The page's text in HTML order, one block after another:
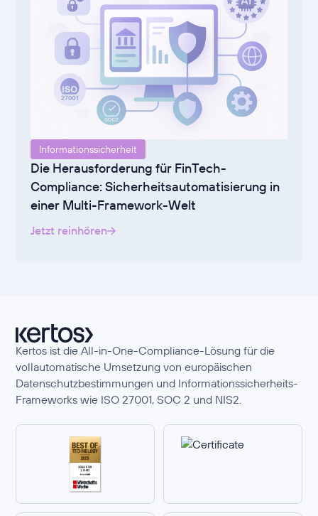
Informationssicherheit
Die Herausforderung für FinTech-
Compliance: Sicherheitsautomatisierung in
einer Multi-Framework-Welt
Jetzt reinhören
Kertos ist die All-in-One-Compliance-Lösung für die
vollautomatische Umsetzung von europäischen
Datenschutzbestimmungen und Informationssicherheits-
Frameworks wie ISO 27001, SOC 2 und NIS2.